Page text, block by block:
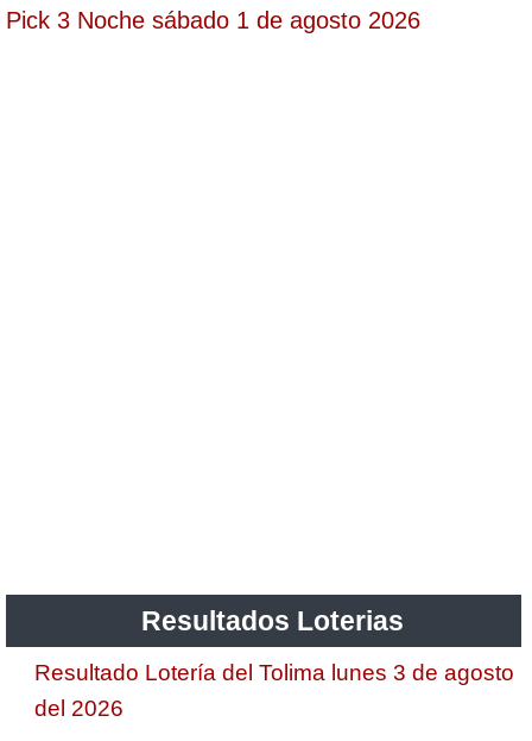
Saman de la suerte
Pick 3 Noche sábado 1 de agosto 2026
Resultados Loterias
Resultado Lotería del Tolima lunes 3 de agosto
del 2026